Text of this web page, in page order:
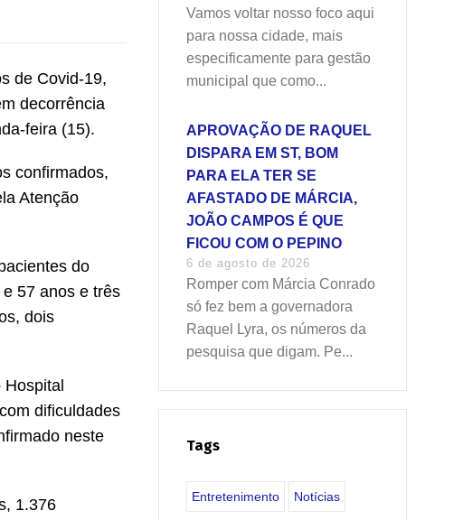
de Covid-19,
decorrência
feira (15).
confirmados,
Atenção
do
57 anos e três
dois
dificuldades
neste
1.376
Vamos voltar nosso foco aqui
para nossa cidade, mais
especificamente para gestão
municipal que como...
APROVAÇÃO DE RAQUEL
DISPARA EM ST, BOM
PARA ELA TER SE
AFASTADO DE MÁRCIA,
JOÃO CAMPOS É QUE
FICOU COM O PEPINO
6 de agosto de 2026
Romper com Márcia Conrado
só fez bem a governadora
Raquel Lyra, os números da
pesquisa que digam. Pe...
Tags
Entretenimento Notícias